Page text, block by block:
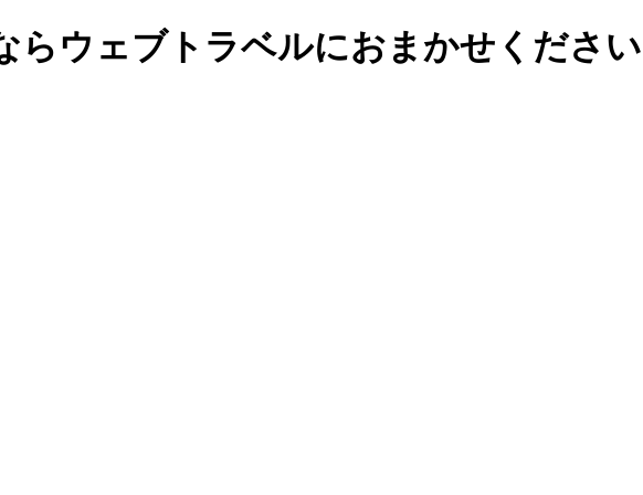
らウェブトラベルにおまかせくださ